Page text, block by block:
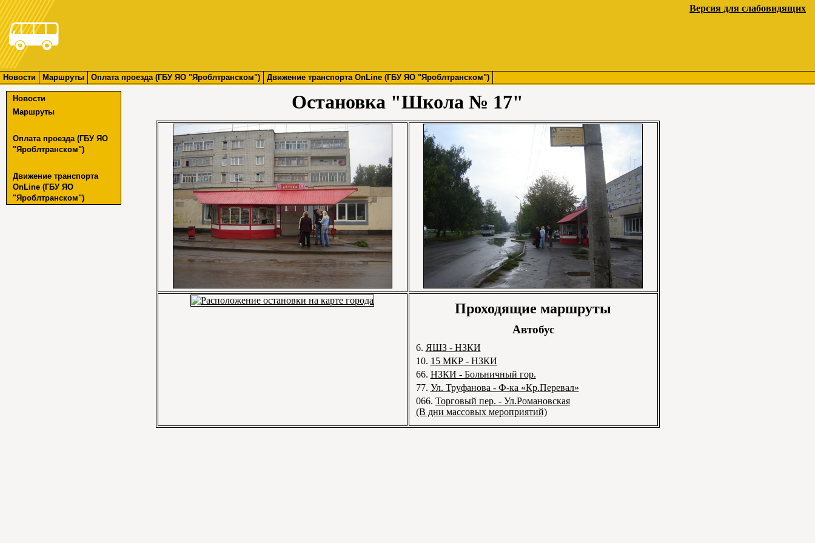
Версия для слабовидящих
Новости Маршруты Оплата проезда (ГБУ ЯО "Яроблтранском") Движение транспорта OnLine (ГБУ ЯО "Яроблтранском")
Новости
Маршруты
Оплата проезда (ГБУ ЯО
"Яроблтранском")
Движение транспорта
OnLine (ГБУ ЯО
"Яроблтранском")
Остановка "Школа № 17"
Проходящие маршруты
Автобус
6. ЯШЗ - НЗКИ
10. 15 МКР - НЗКИ
66. НЗКИ - Больничный гор.
77. Ул. Труфанова - Ф-ка «Кр.Перевал»
066. Торговый пер. - Ул.Романовская
(В дни массовых мероприятий)